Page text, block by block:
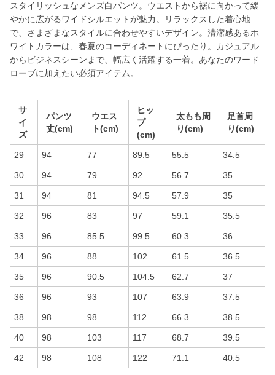
スタイリッシュなメンズ白パンツ。ウエストから裾に向かって緩
やかに広がるワイドシルエットが魅力。リラックスした着心地
で、さまざまなスタイルに合わせやすいデザイン。清潔感あるホ
ワイトカラーは、春夏のコーディネートにぴったり。カジュアル
からビジネスシーンまで、幅広く活躍する一着。あなたのワード
ローブに加えたい必須アイテム。
サ
イ
ズ
パンツ
丈(cm)
ウエス
ト(cm)
ヒッ
プ
(cm)
太もも周
り(cm)
足首周
り(cm)
29 94 77 89.5 55.5 34.5
30 94 79 92 56.7 35
31 94 81 94.5 57.9 35
32 96 83 97 59.1 35.5
33 96 85.5 99.5 60.3 36
34 96 88 102 61.5 36.5
35 96 90.5 104.5 62.7 37
36 96 93 107 63.9 37.5
38 98 98 112 66.3 38.5
40 98 103 117 68.7 39.5
42 98 108 122 71.1 40.5